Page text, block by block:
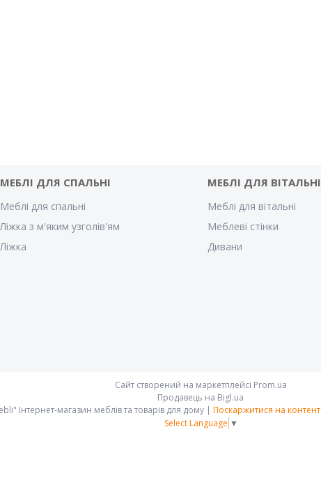
МЕБЛІ ДЛЯ СПАЛЬНІ
Меблі для спальні
Ліжка з м'яким узголів'ям
Ліжка
МЕБЛІ ДЛЯ ВІТАЛЬНІ
Меблі для вітальні
Меблеві стінки
Дивани
Сайт створений на маркетплейсі Prom.ua
Продавець на Bigl.ua
"Megal-mebli" Інтернет-магазин меблів та товарів для дому | Поскаржитися на контент
Select Language ▼